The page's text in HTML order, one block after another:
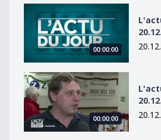
L&#039;actu du jour du
00:00:00
L&#039;actu du jour du
00:00:00